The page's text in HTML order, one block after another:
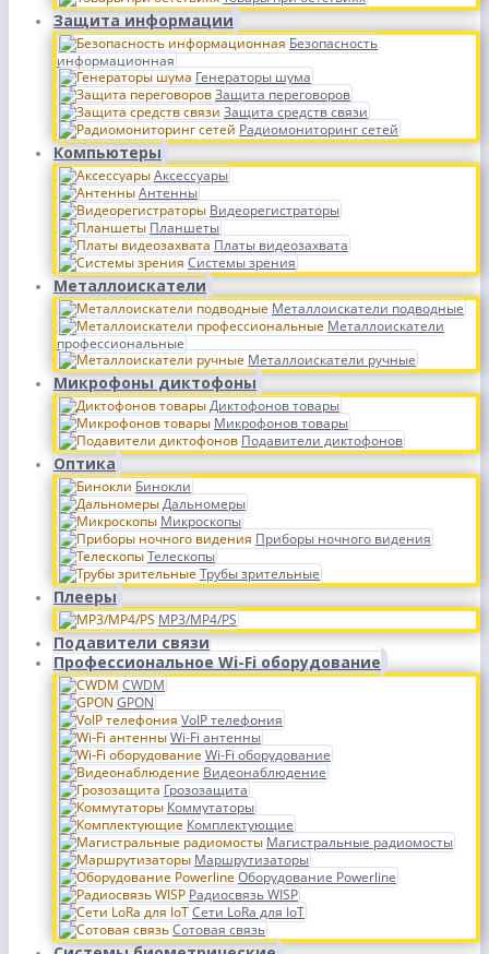
Защита информации
Безопасность
информационная
Генераторы шума
Защита переговоров
Защита средств связи
Радиомониторинг сетей
Компьютеры
Аксессуары
Антенны
Видеорегистраторы
Планшеты
Платы видеозахвата
Системы зрения
Металлоискатели
Металлоискатели подводные
Металлоискатели
профессиональные
Металлоискатели ручные
Микрофоны диктофоны
Диктофонов товары
Микрофонов товары
Подавители диктофонов
Оптика
Бинокли
Дальномеры
Микроскопы
Приборы ночного видения
Телескопы
Трубы зрительные
Плееры
MP3/MP4/PS
Подавители связи
Профессиональное Wi-Fi оборудование
CWDM
GPON
VoIP телефония
Wi-Fi антенны
Wi-Fi оборудование
Видеонаблюдение
Грозозащита
Коммутаторы
Комплектующие
Магистральные радиомосты
Маршрутизаторы
Оборудование Powerline
Радиосвязь WISP
Сети LoRa для IoT
Сотовая связь